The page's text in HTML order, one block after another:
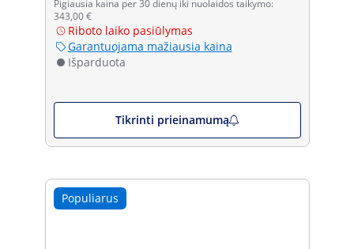
Pigiausia kaina per 30 dienų iki nuolaidos taikymo:
343,00 €
Riboto laiko pasiūlymas
Garantuojama mažiausia kaina
Išparduota
Tikrinti prieinamumą
Populiarus